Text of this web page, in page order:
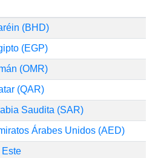
(BHD)
(EGP)
(OMR)
(QAR)
Saudita (SAR)
Árabes Unidos (AED)
Este